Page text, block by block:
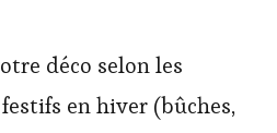
déco selon les
en hiver (bûches,